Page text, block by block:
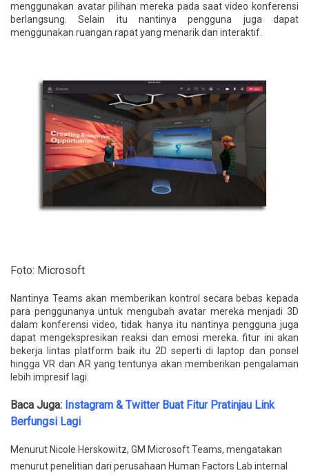
menggunakan avatar pilihan mereka pada saat video konferensi
berlangsung. Selain itu nantinya pengguna juga dapat
menggunakan ruangan rapat yang menarik dan interaktif.
Foto: Microsoft
Nantinya Teams akan memberikan kontrol secara bebas kepada
para penggunanya untuk mengubah avatar mereka menjadi 3D
dalam konferensi video, tidak hanya itu nantinya pengguna juga
dapat mengekspresikan reaksi dan emosi mereka. fitur ini akan
bekerja lintas platform baik itu 2D seperti di laptop dan ponsel
hingga VR dan AR yang tentunya akan memberikan pengalaman
lebih impresif lagi.
Baca Juga: Instagram & Twitter Buat Fitur Pratinjau Link
Berfungsi Lagi
Menurut Nicole Herskowitz, GM Microsoft Teams, mengatakan
menurut penelitian dari perusahaan Human Factors Lab internal